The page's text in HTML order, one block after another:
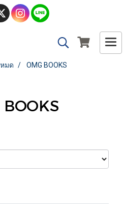
มด OMG BOOKS